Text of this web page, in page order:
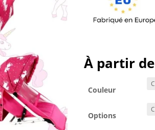
À partir de
Couleur
Options